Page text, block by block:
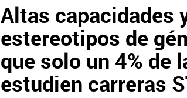
Altas capacidades
estereotipos de
que solo un 4% de
estudien carreras